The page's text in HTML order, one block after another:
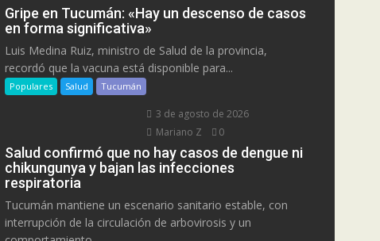
Gripe en Tucumán: «Hay un descenso de casos
en forma significativa»
Luis Medina Ruiz, ministro de Salud de la provincia,
recordó que la vacuna está disponible para...
Populares Salud Tucumán
3 de agosto de 2026
Mariano Z
0
Salud confirmó que no hay casos de dengue ni
chikungunya y bajan las infecciones
respiratoria
Tucumán mantiene un escenario sanitario estable, con
interrupción de la circulación de arbovirosis y un